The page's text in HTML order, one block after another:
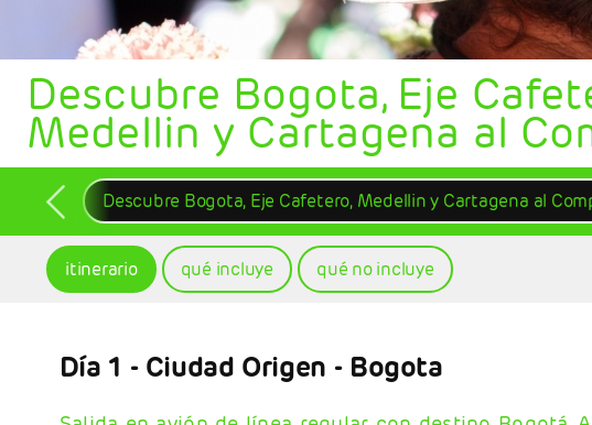
Descubre Bogota, Eje
Medellin y Cartagena al
Descubre Bogota, Eje Cafetero, Medellin y Cartagena al
itinerario qué incluye qué no incluye
Día 1 - Ciudad Origen - Bogota